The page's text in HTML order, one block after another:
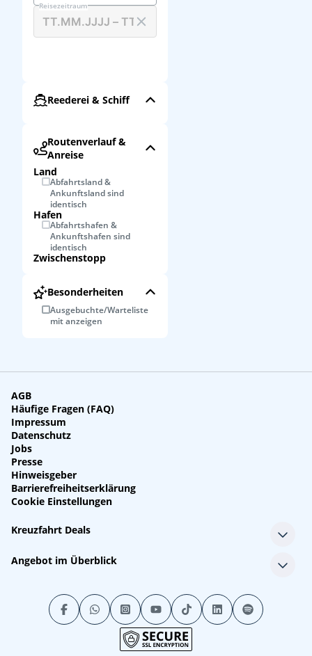
Reisezeitraum
Reederei & Schiff
Routenverlauf &
Anreise
Land
Abfahrtsland &
Ankunftsland sind
identisch
Hafen
Abfahrtshafen &
Ankunftshafen sind
identisch
Zwischenstopp
Besonderheiten
Ausgebuchte/Warteliste
mit anzeigen
AGB
Häufige Fragen (FAQ)
Impressum
Datenschutz
Jobs
Presse
Hinweisgeber
Barrierefreiheitserklärung
Cookie Einstellungen
Kreuzfahrt Deals
Single-Kreuzfahrten
Kreuzfahrt mit Kindern
Minikreuzfahrten
Stornokabinen
Luxuskreuzfahrten
Angebot im Überblick
Alle Schiffe
Alle Reiseziele
Kreuzfahrtpakete